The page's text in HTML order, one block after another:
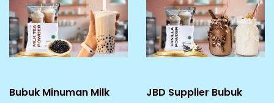
Bubuk Minuman Milk
JBD Supplier Bubuk